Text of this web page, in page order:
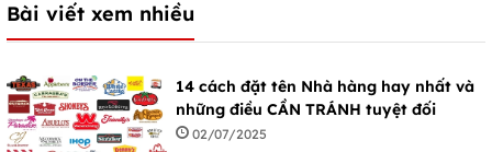
Bài viết xem nhiều
14 cách đặt tên Nhà hàng hay nhất và
những điều CẦN TRÁNH tuyệt đối
02/07/2025